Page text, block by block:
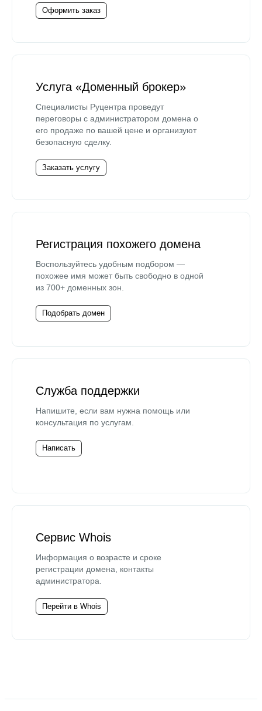
Оформить заказ
Услуга «Доменный брокер»
Специалисты Руцентра проведут
переговоры с администратором домена о
его продаже по вашей цене и организуют
безопасную сделку.
Заказать услугу
Регистрация похожего домена
Воспользуйтесь удобным подбором —
похожее имя может быть свободно в одной
из 700+ доменных зон.
Подобрать домен
Служба поддержки
Напишите, если вам нужна помощь или
консультация по услугам.
Написать
Сервис Whois
Информация о возрасте и сроке
регистрации домена, контакты
администратора.
Перейти в Whois